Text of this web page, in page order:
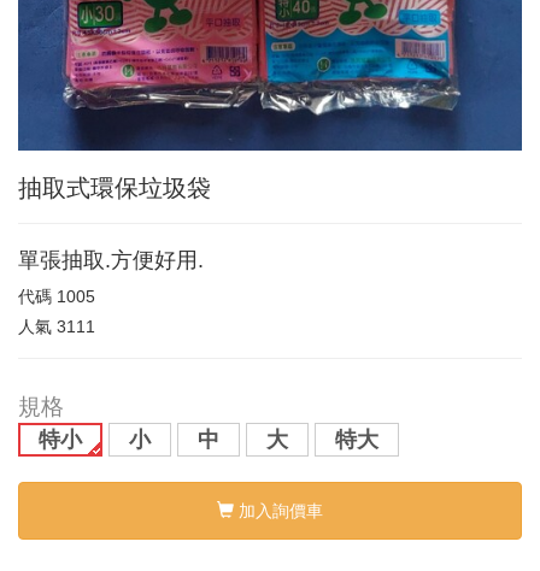
抽取式環保垃圾袋
單張抽取.方便好用.
代碼 1005
人氣 3111
規格
特小 小 中 大 特大
加入詢價車